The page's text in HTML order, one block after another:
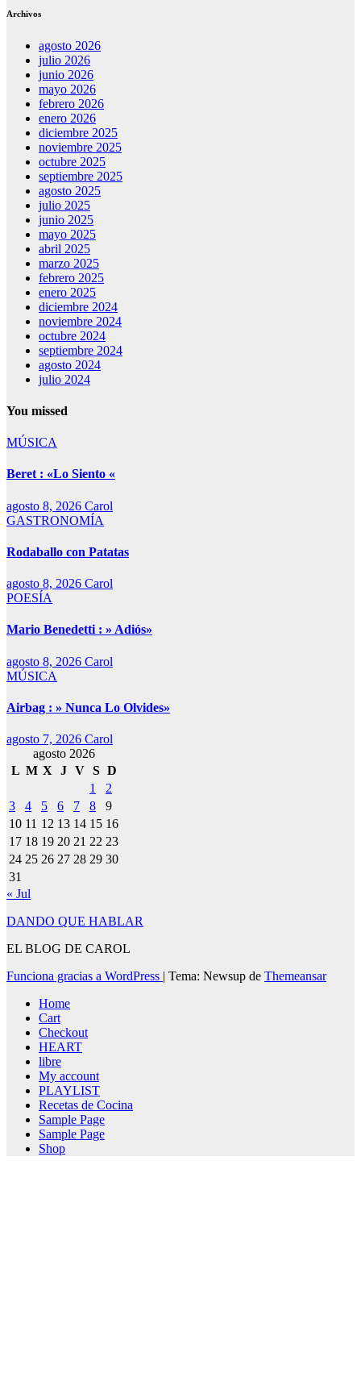
Archivos
agosto 2026
julio 2026
junio 2026
mayo 2026
febrero 2026
enero 2026
diciembre 2025
noviembre 2025
octubre 2025
septiembre 2025
agosto 2025
julio 2025
junio 2025
mayo 2025
abril 2025
marzo 2025
febrero 2025
enero 2025
diciembre 2024
noviembre 2024
octubre 2024
septiembre 2024
agosto 2024
julio 2024
You missed
MÚSICA
Beret : «Lo Siento «
agosto 8, 2026 Carol
GASTRONOMÍA
Rodaballo con Patatas
agosto 8, 2026 Carol
POESÍA
Mario Benedetti : » Adiós»
agosto 8, 2026 Carol
MÚSICA
Airbag : » Nunca Lo Olvides»
agosto 7, 2026 Carol
agosto 2026
L M X J V S D
1
2
3
4 5 6 7 8
9
10 11 12 13 14 15 16
17 18 19 20 21 22 23
24 25 26 27 28 29 30
31
« Jul
DANDO QUE HABLAR
EL BLOG DE CAROL
Funciona gracias a WordPress | Tema: Newsup de Themeansar
Home
Cart
Checkout
HEART
libre
My account
PLAYLIST
Recetas de Cocina
Sample Page
Sample Page
Shop